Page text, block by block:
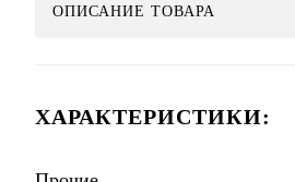
ОПИСАНИЕ ТОВАРА
ХАРАКТЕРИСТИКИ: